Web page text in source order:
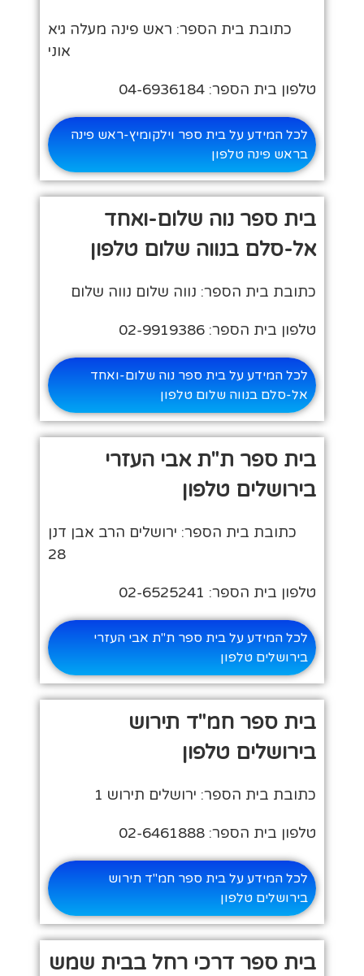
כתובת בית הספר: ראש פינה מעלה גיא
אוני
טלפון בית הספר: 04-6936184
לכל המידע על בית ספר וילקומיץ-ראש פינה
בראש פינה טלפון
בית ספר נוה שלום-ואחד
אל-סלם בנווה שלום טלפון
כתובת בית הספר: נווה שלום נווה שלום
טלפון בית הספר: 02-9919386
לכל המידע על בית ספר נוה שלום-ואחד
אל-סלם בנווה שלום טלפון
בית ספר ת"ת אבי העזרי
בירושלים טלפון
כתובת בית הספר: ירושלים הרב אבן דנן
28
טלפון בית הספר: 02-6525241
לכל המידע על בית ספר ת"ת אבי העזרי
בירושלים טלפון
בית ספר חמ"ד תירוש
בירושלים טלפון
כתובת בית הספר: ירושלים תירוש 1
טלפון בית הספר: 02-6461888
לכל המידע על בית ספר חמ"ד תירוש
בירושלים טלפון
בית ספר דרכי רחל בבית שמש